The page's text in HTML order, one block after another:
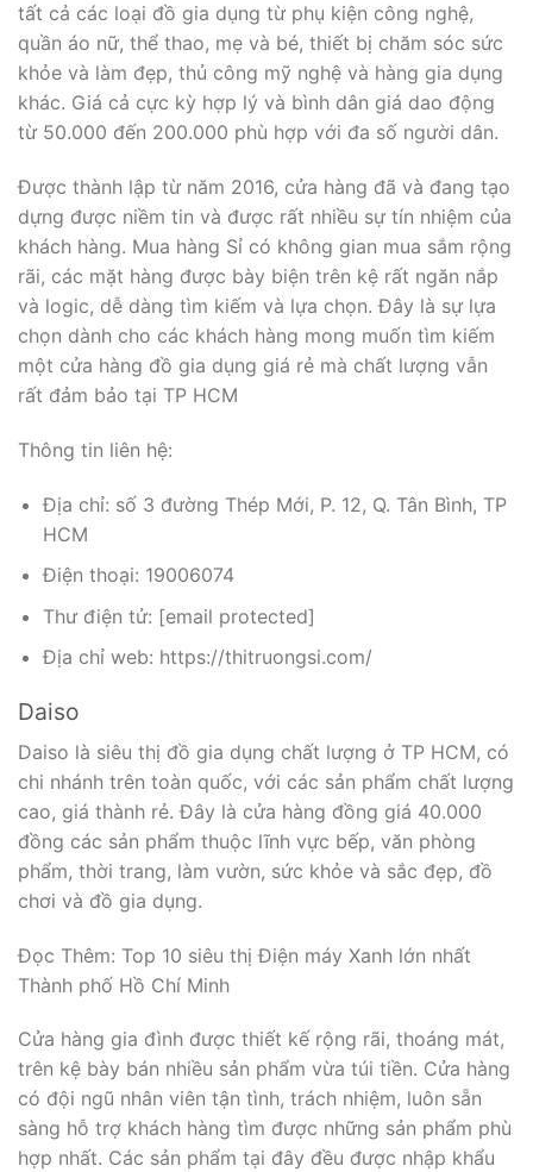
tất cả các loại đồ gia dụng từ phụ kiện công nghệ,
quần áo nữ, thể thao, mẹ và bé, thiết bị chăm sóc sức
khỏe và làm đẹp, thủ công mỹ nghệ và hàng gia dụng
khác. Giá cả cực kỳ hợp lý và bình dân giá dao động
từ 50.000 đến 200.000 phù hợp với đa số người dân.
Được thành lập từ năm 2016, cửa hàng đã và đang tạo
dựng được niềm tin và được rất nhiều sự tín nhiệm của
khách hàng. Mua hàng Sỉ có không gian mua sắm rộng
rãi, các mặt hàng được bày biện trên kệ rất ngăn nắp
và logic, dễ dàng tìm kiếm và lựa chọn. Đây là sự lựa
chọn dành cho các khách hàng mong muốn tìm kiếm
một cửa hàng đồ gia dụng giá rẻ mà chất lượng vẫn
rất đảm bảo tại TP HCM
Thông tin liên hệ:
Địa chỉ: số 3 đường Thép Mới, P. 12, Q. Tân Bình, TP
HCM
Điện thoại: 19006074
Thư điện tử: [email protected]
Địa chỉ web: https://thitruongsi.com/
Daiso
Daiso là siêu thị đồ gia dụng chất lượng ở TP HCM, có
chi nhánh trên toàn quốc, với các sản phẩm chất lượng
cao, giá thành rẻ. Đây là cửa hàng đồng giá 40.000
đồng các sản phẩm thuộc lĩnh vực bếp, văn phòng
phẩm, thời trang, làm vườn, sức khỏe và sắc đẹp, đồ
chơi và đồ gia dụng.
Đọc Thêm: Top 10 siêu thị Điện máy Xanh lớn nhất
Thành phố Hồ Chí Minh
Cửa hàng gia đình được thiết kế rộng rãi, thoáng mát,
trên kệ bày bán nhiều sản phẩm vừa túi tiền. Cửa hàng
có đội ngũ nhân viên tận tình, trách nhiệm, luôn sẵn
sàng hỗ trợ khách hàng tìm được những sản phẩm phù
hợp nhất. Các sản phẩm tại đây đều được nhập khẩu